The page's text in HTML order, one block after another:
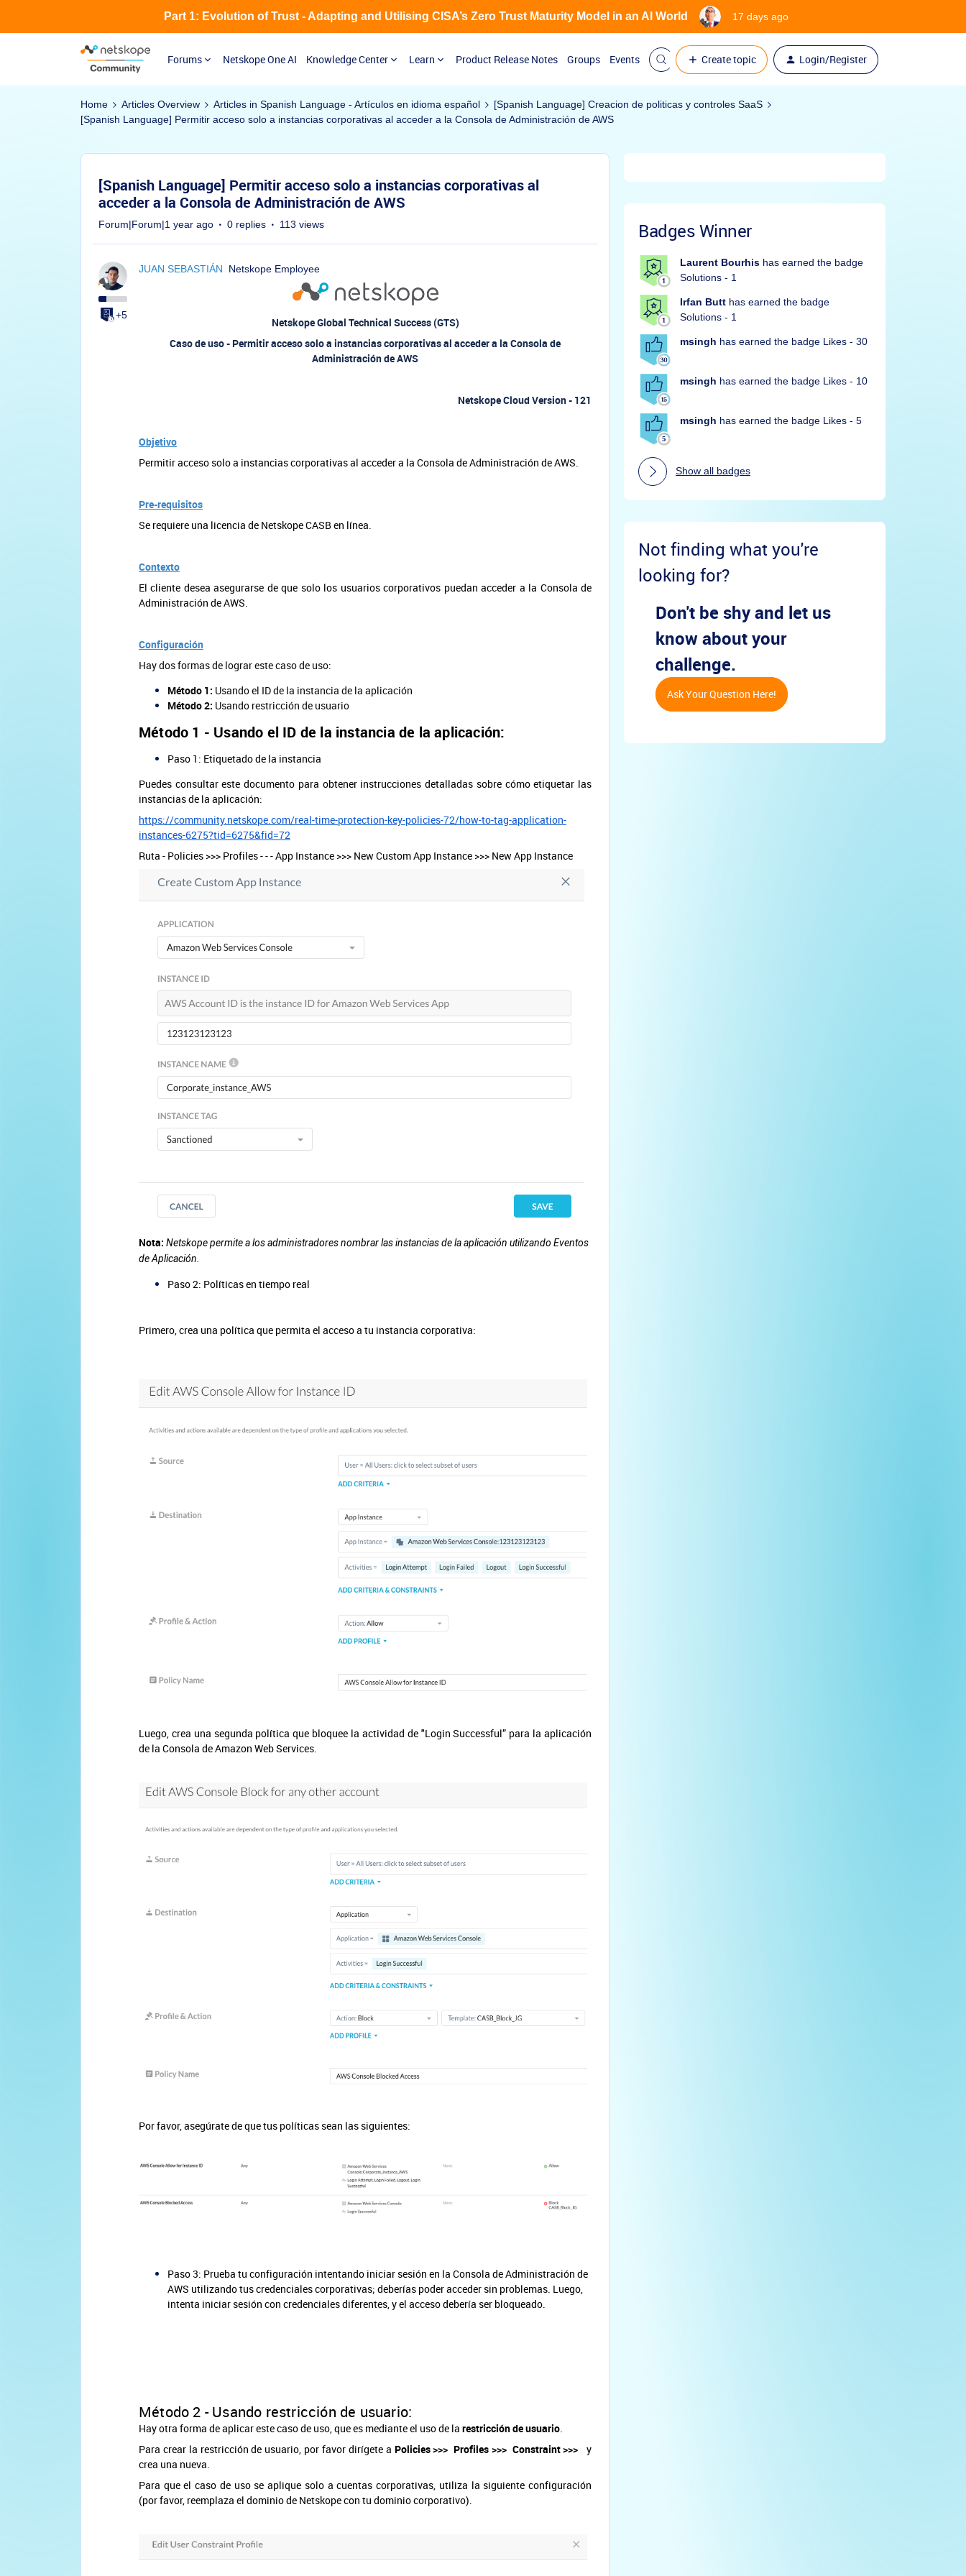
Forums Netskope One AI Knowledge Center Learn Product Release Notes Groups Events Create topic Login/Register
Part 1: Evolution of Trust - Adapting and Utilising CISA’s Zero Trust Maturity Model in an AI World 17 days ago
Home Articles Overview Articles in Spanish Language - Artículos en idioma español
[Spanish Language] Creacion de politicas y controles SaaS
[Spanish Language] Permitir acceso solo a instancias corporativas al acceder a la Consola de Administración de AWS
[Spanish Language] Permitir acceso solo a instancias corporativas al
acceder a la Consola de Administración de AWS
Forum|Forum|1 year ago 0 replies 113 views
+5
JUAN SEBASTIÁN Netskope Employee
Netskope Global Technical Success (GTS)
Caso de uso - Permitir acceso solo a instancias corporativas al acceder a la Consola de
Administración de AWS
Netskope Cloud Version - 121
Objetivo
Permitir acceso solo a instancias corporativas al acceder a la Consola de Administración de AWS.
Pre-requisitos
Se requiere una licencia de Netskope CASB en línea.
Contexto
El cliente desea asegurarse de que solo los usuarios corporativos puedan acceder a la Consola de
Administración de AWS.
Configuración
Hay dos formas de lograr este caso de uso:
Método 1: Usando el ID de la instancia de la aplicación
Método 2: Usando restricción de usuario
Método 1 - Usando el ID de la instancia de la aplicación:
Paso 1: Etiquetado de la instancia
Puedes consultar este documento para obtener instrucciones detalladas sobre cómo etiquetar las
instancias de la aplicación:
https://community.netskope.com/real-time-protection-key-policies-72/how-to-tag-application-
instances-6275?tid=6275&fid=72
Ruta - Policies >>> Profiles - - - App Instance >>> New Custom App Instance >>> New App Instance
Nota: Netskope permite a los administradores nombrar las instancias de la aplicación utilizando Eventos
de Aplicación.
Paso 2: Políticas en tiempo real
Primero, crea una política que permita el acceso a tu instancia corporativa:
Luego, crea una segunda política que bloquee la actividad de "Login Successful” para la aplicación
de la Consola de Amazon Web Services.
Por favor, asegúrate de que tus políticas sean las siguientes:
Paso 3: Prueba tu configuración intentando iniciar sesión en la Consola de Administración de
AWS utilizando tus credenciales corporativas; deberías poder acceder sin problemas. Luego,
intenta iniciar sesión con credenciales diferentes, y el acceso debería ser bloqueado.
Método 2 - Usando restricción de usuario:
Hay otra forma de aplicar este caso de uso, que es mediante el uso de la restricción de usuario.
Para crear la restricción de usuario, por favor dirígete a Policies >>> Profiles >>> Constraint >>>
y
crea una nueva.
Para que el caso de uso se aplique solo a cuentas corporativas, utiliza la siguiente configuración
(por favor, reemplaza el dominio de Netskope con tu dominio corporativo).
Badges Winner
Laurent Bourhis has earned the badge
Solutions - 1
Irfan Butt has earned the badge
Solutions - 1
msingh has earned the badge Likes - 30
msingh has earned the badge Likes - 10
msingh has earned the badge Likes - 5
Show all badges
Not finding what you're
looking for?
Don't be shy and let us
know about your
challenge.
Ask Your Question Here!